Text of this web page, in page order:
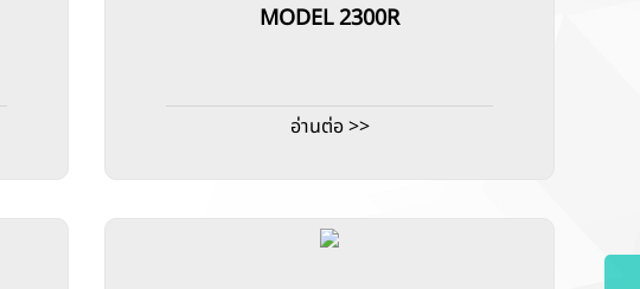
MODEL 2300R
อ่านต่อ >>